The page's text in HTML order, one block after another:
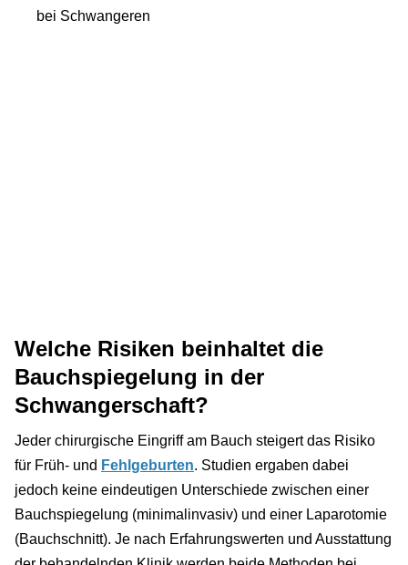
bei Schwangeren
Welche Risiken beinhaltet die
Bauchspiegelung in der
Schwangerschaft?
Jeder chirurgische Eingriff am Bauch steigert das Risiko
für Früh- und Fehlgeburten. Studien ergaben dabei
jedoch keine eindeutigen Unterschiede zwischen einer
Bauchspiegelung (minimalinvasiv) und einer Laparotomie
(Bauchschnitt). Je nach Erfahrungswerten und Ausstattung